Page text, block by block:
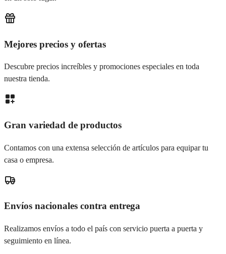
Mejores precios y ofertas
Descubre precios increíbles y promociones especiales en toda
nuestra tienda.
Gran variedad de productos
Contamos con una extensa selección de artículos para equipar tu
casa o empresa.
Envíos nacionales contra entrega
Realizamos envíos a todo el país con servicio puerta a puerta y
seguimiento en línea.